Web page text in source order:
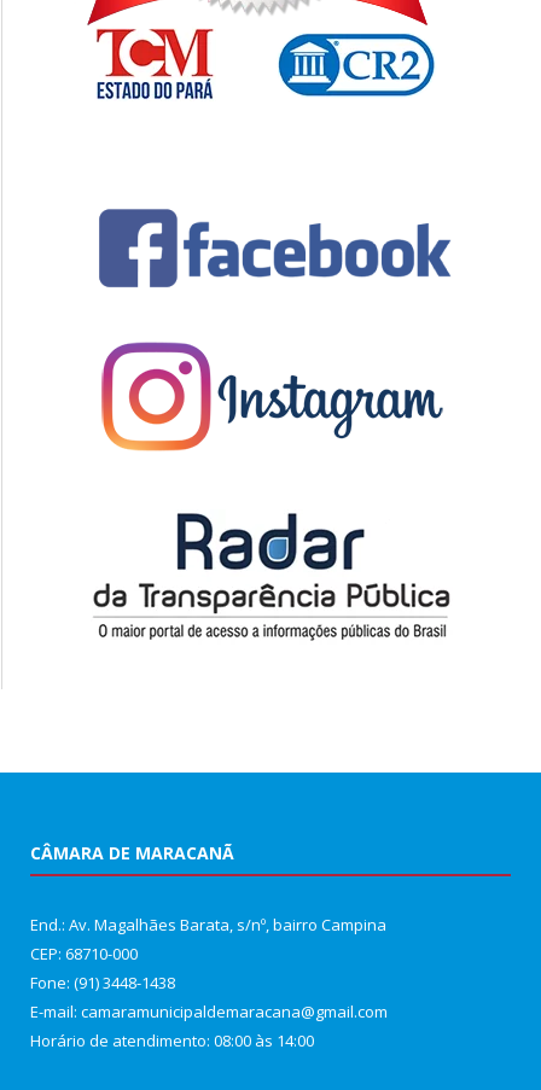
CÂMARA DE MARACANÃ
End.: Av. Magalhães Barata, s/nº, bairro Campina
CEP: 68710-000
Fone: (91) 3448-1438
E-mail: camaramunicipaldemaracana@gmail.com
Horário de atendimento: 08:00 às 14:00